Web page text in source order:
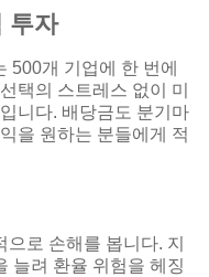
투자
500개 기업에 한 번에
택의 스트레스 없이 미
니다. 배당금도 분기마
을 원하는 분들에게 적
로 손해를 봅니다. 지
늘려 환율 위험을 헤징